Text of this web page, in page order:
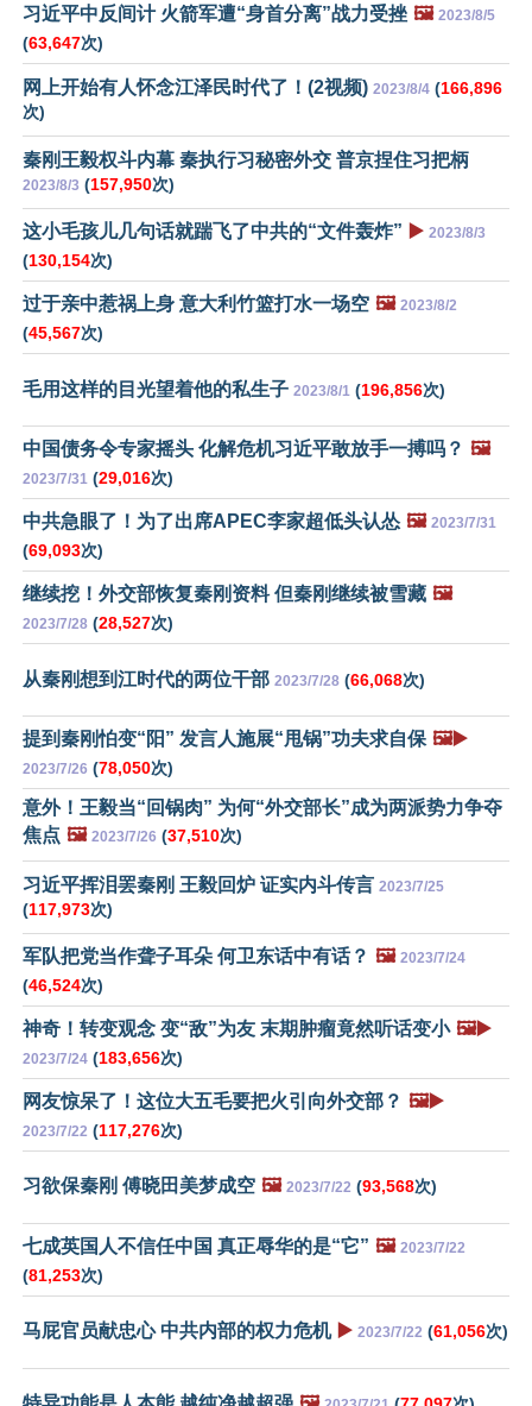
习近平中反间计 火箭军遭“身首分离”战力受挫 🖼️ 2023/8/5
(63,647次)
网上开始有人怀念江泽民时代了！(2视频) 2023/8/4 (166,896
次)
秦刚王毅权斗内幕 秦执行习秘密外交 普京捏住习把柄
2023/8/3 (157,950次)
这小毛孩儿几句话就踹飞了中共的“文件轰炸” ▶️ 2023/8/3
(130,154次)
过于亲中惹祸上身 意大利竹篮打水一场空 🖼️ 2023/8/2
(45,567次)
毛用这样的目光望着他的私生子 2023/8/1 (196,856次)
中国债务令专家摇头 化解危机习近平敢放手一搏吗？ 🖼️
2023/7/31 (29,016次)
中共急眼了！为了出席APEC李家超低头认怂 🖼️ 2023/7/31
(69,093次)
继续挖！外交部恢复秦刚资料 但秦刚继续被雪藏 🖼️
2023/7/28 (28,527次)
从秦刚想到江时代的两位干部 2023/7/28 (66,068次)
提到秦刚怕变“阳” 发言人施展“甩锅”功夫求自保 🖼️▶️
2023/7/26 (78,050次)
意外！王毅当“回锅肉” 为何“外交部长”成为两派势力争夺
焦点 🖼️ 2023/7/26 (37,510次)
习近平挥泪罢秦刚 王毅回炉 证实内斗传言 2023/7/25
(117,973次)
军队把党当作聋子耳朵 何卫东话中有话？ 🖼️ 2023/7/24
(46,524次)
神奇！转变观念 变“敌”为友 末期肿瘤竟然听话变小 🖼️▶️
2023/7/24 (183,656次)
网友惊呆了！这位大五毛要把火引向外交部？ 🖼️▶️
2023/7/22 (117,276次)
习欲保秦刚 傅晓田美梦成空 🖼️ 2023/7/22 (93,568次)
七成英国人不信任中国 真正辱华的是“它” 🖼️ 2023/7/22
(81,253次)
马屁官员献忠心 中共内部的权力危机 ▶️ 2023/7/22 (61,056次)